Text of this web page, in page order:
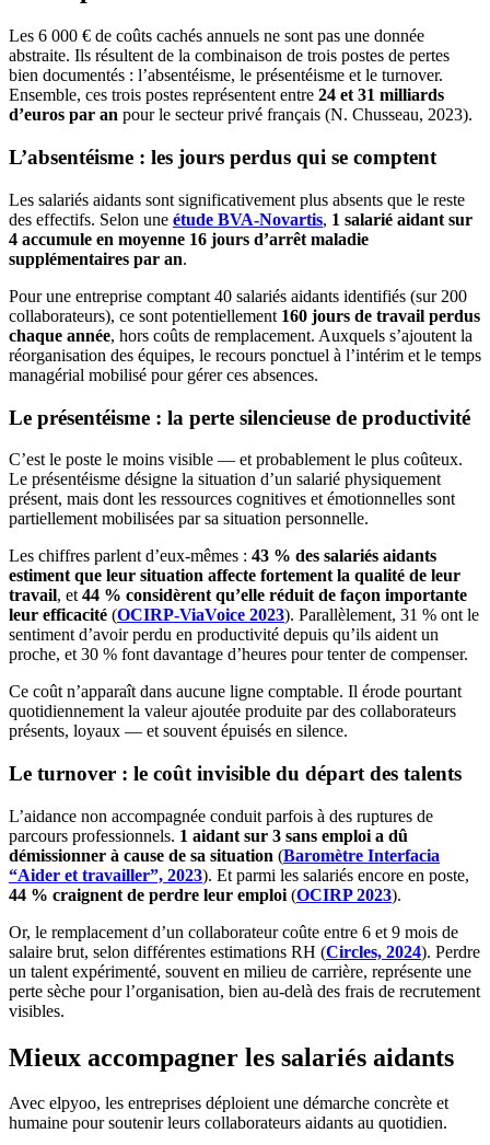
Les 6 000 € de coûts cachés annuels ne sont pas une donnée
abstraite. Ils résultent de la combinaison de trois postes de pertes
bien documentés : l’absentéisme, le présentéisme et le turnover.
Ensemble, ces trois postes représentent entre 24 et 31 milliards
d’euros par an pour le secteur privé français (N. Chusseau, 2023).
L’absentéisme : les jours perdus qui se comptent
Les salariés aidants sont significativement plus absents que le reste
des effectifs. Selon une étude BVA-Novartis, 1 salarié aidant sur
4 accumule en moyenne 16 jours d’arrêt maladie
supplémentaires par an.
Pour une entreprise comptant 40 salariés aidants identifiés (sur 200
collaborateurs), ce sont potentiellement 160 jours de travail perdus
chaque année, hors coûts de remplacement. Auxquels s’ajoutent la
réorganisation des équipes, le recours ponctuel à l’intérim et le temps
managérial mobilisé pour gérer ces absences.
Le présentéisme : la perte silencieuse de productivité
C’est le poste le moins visible — et probablement le plus coûteux.
Le présentéisme désigne la situation d’un salarié physiquement
présent, mais dont les ressources cognitives et émotionnelles sont
partiellement mobilisées par sa situation personnelle.
Les chiffres parlent d’eux-mêmes : 43 % des salariés aidants
estiment que leur situation affecte fortement la qualité de leur
travail, et 44 % considèrent qu’elle réduit de façon importante
leur efficacité (OCIRP-ViaVoice 2023). Parallèlement, 31 % ont le
sentiment d’avoir perdu en productivité depuis qu’ils aident un
proche, et 30 % font davantage d’heures pour tenter de compenser.
Ce coût n’apparaît dans aucune ligne comptable. Il érode pourtant
quotidiennement la valeur ajoutée produite par des collaborateurs
présents, loyaux — et souvent épuisés en silence.
Le turnover : le coût invisible du départ des talents
L’aidance non accompagnée conduit parfois à des ruptures de
parcours professionnels. 1 aidant sur 3 sans emploi a dû
démissionner à cause de sa situation (Baromètre Interfacia
“Aider et travailler”, 2023). Et parmi les salariés encore en poste,
44 % craignent de perdre leur emploi (OCIRP 2023).
Or, le remplacement d’un collaborateur coûte entre 6 et 9 mois de
salaire brut, selon différentes estimations RH (Circles, 2024). Perdre
un talent expérimenté, souvent en milieu de carrière, représente une
perte sèche pour l’organisation, bien au-delà des frais de recrutement
visibles.
Mieux accompagner les salariés aidants
Avec elpyoo, les entreprises déploient une démarche concrète et
humaine pour soutenir leurs collaborateurs aidants au quotidien.